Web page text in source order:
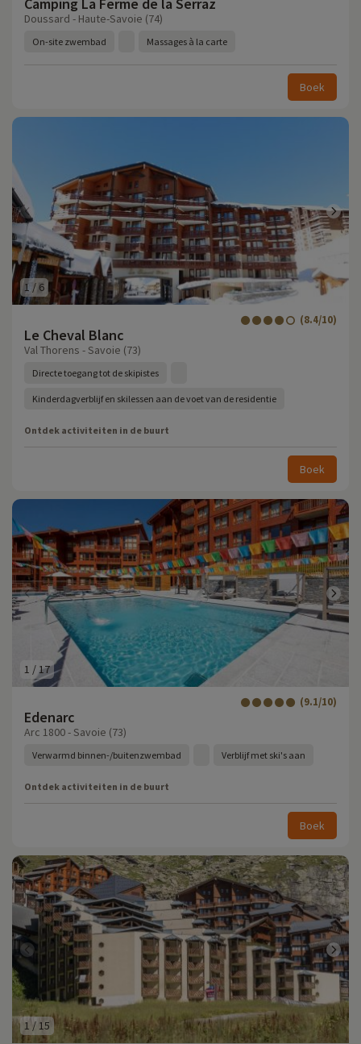
Doussard - Haute-Savoie (74)
On-site zwembad Massages à la carte
Boek
1 /6
Le Cheval Blanc
(8.4/10)
Val Thorens - Savoie (73)
Directe toegang tot de skipistes
Kinderdagverblijf en skilessen aan de voet van de residentie
Ontdek activiteiten in de buurt
Boek
1 /17
Edenarc
(9.1/10)
Arc 1800 - Savoie (73)
Verwarmd binnen-/buitenzwembad Verblijf met ski's aan
Ontdek activiteiten in de buurt
Boek
1 / 15